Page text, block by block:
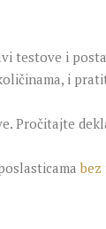
testove i
i
Pročitajte
bez